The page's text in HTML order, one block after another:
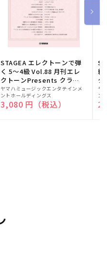
STAGEA エレクトーンで弾
く 5～4級 Vol.88 月刊エレ
クトーンPresents クラシ
ック名曲集
販
売
元:
ヤマハミュージックエンタテインメ
ントホールディングス
通常価格
3,080 円（税込）
級
ク
販
売
元:
ヤ
ン